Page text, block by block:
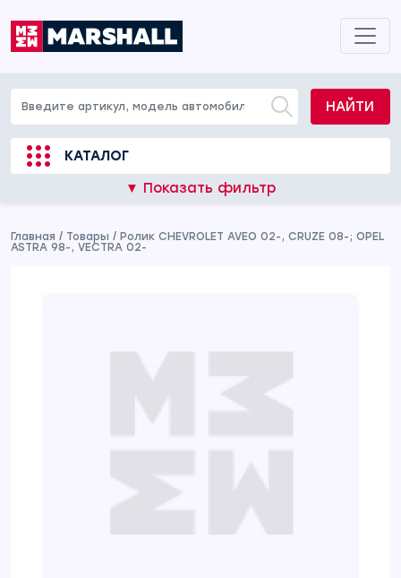
НАЙТИ
КАТАЛОГ
▼ Показать фильтр
Главная / Товары / Ролик CHEVROLET AVEO 02-, CRUZE 08-; OPEL
ASTRA 98-, VECTRA 02-